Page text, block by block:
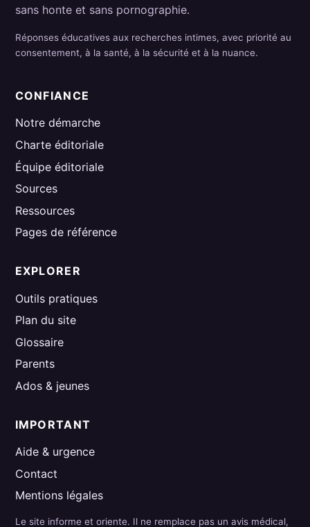
sans honte et sans pornographie.
Réponses éducatives aux recherches intimes, avec priorité au
consentement, à la santé, à la sécurité et à la nuance.
CONFIANCE
Notre démarche
Charte éditoriale
Équipe éditoriale
Sources
Ressources
Pages de référence
EXPLORER
Outils pratiques
Plan du site
Glossaire
Parents
Ados & jeunes
IMPORTANT
Aide & urgence
Contact
Mentions légales
Le site informe et oriente. Il ne remplace pas un avis médical,